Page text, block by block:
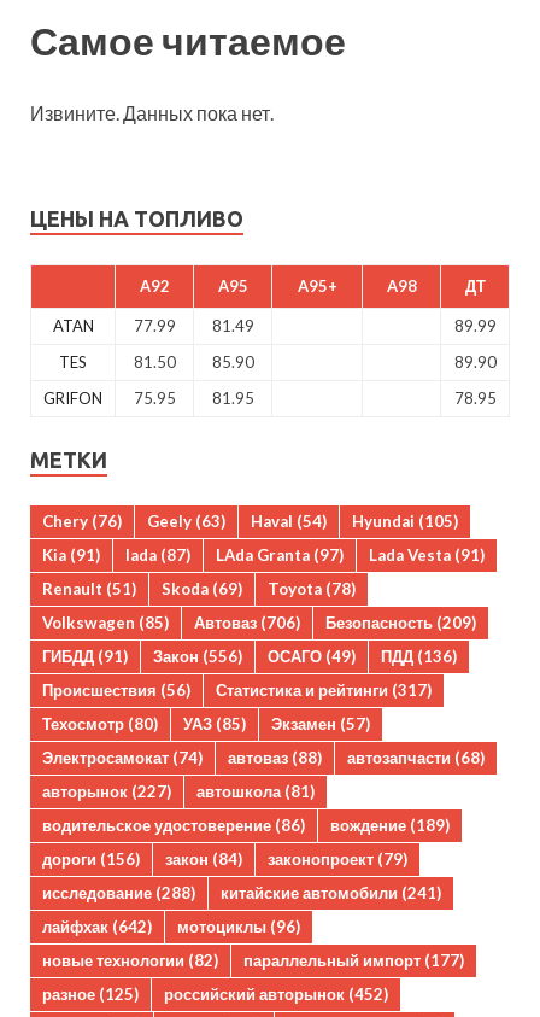
Самое читаемое
Извините. Данных пока нет.
ЦЕНЫ НА ТОПЛИВО
A92 A95 A95+ A98 ДТ
ATAN 77.99 81.49
89.99
TES
81.50 85.90
89.90
GRIFON
75.95 81.95 78.95
МЕТКИ
Chery (76) Geely (63) Haval (54) Hyundai (105)
Kia (91) lada (87) LAda Granta (97) Lada Vesta (91)
Renault (51) Skoda (69) Toyota (78)
Volkswagen (85) Автоваз (706) Безопасность (209)
ГИБДД (91) Закон (556) ОСАГО (49) ПДД (136)
Происшествия (56) Статистика и рейтинги (317)
Техосмотр (80) УАЗ (85) Экзамен (57)
Электросамокат (74) автоваз (88) автозапчасти (68)
авторынок (227) автошкола(81)
водительское удостоверение (86) вождение (189)
дороги (156) закон (84) законопроект (79)
исследование (288) китайские автомобили (241)
лайфхак (642) мотоциклы (96)
новые технологии (82) параллельный импорт (177)
разное (125) российский авторынок (452)